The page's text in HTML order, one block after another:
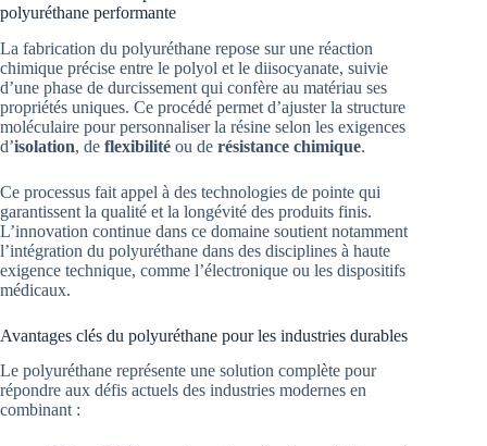
polyuréthane performante
La fabrication du polyuréthane repose sur une réaction
chimique précise entre le polyol et le diisocyanate, suivie
d’une phase de durcissement qui confère au matériau ses
propriétés uniques. Ce procédé permet d’ajuster la structure
moléculaire pour personnaliser la résine selon les exigences
d’isolation, de flexibilité ou de résistance chimique.
Ce processus fait appel à des technologies de pointe qui
garantissent la qualité et la longévité des produits finis.
L’innovation continue dans ce domaine soutient notamment
l’intégration du polyuréthane dans des disciplines à haute
exigence technique, comme l’électronique ou les dispositifs
médicaux.
Avantages clés du polyuréthane pour les industries durables
Le polyuréthane représente une solution complète pour
répondre aux défis actuels des industries modernes en
combinant :